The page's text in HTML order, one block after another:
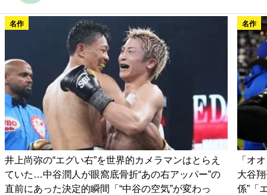
名作
井上尚弥の“エグい右”を世界的カメラマンはとらえ
ていた…中谷潤人が眼窩底骨折“あの右アッパー”の
直前にあった決定的瞬間「“中谷の空気”が変わっ
名作
「オ
大谷
係”「